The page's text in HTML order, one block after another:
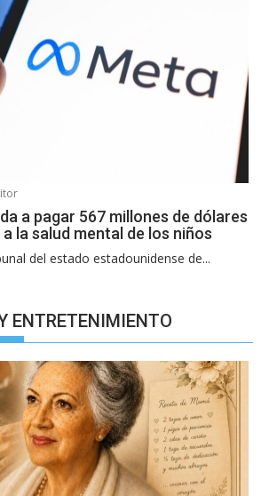
a pagar 567 millones de dólares
la salud mental de los niños
del estado estadounidense de...
ENTRETENIMIENTO